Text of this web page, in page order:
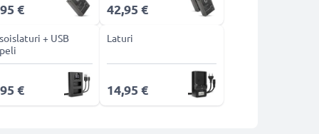
€ 42,95 €
+ USB
€
Laturi
14,95 €